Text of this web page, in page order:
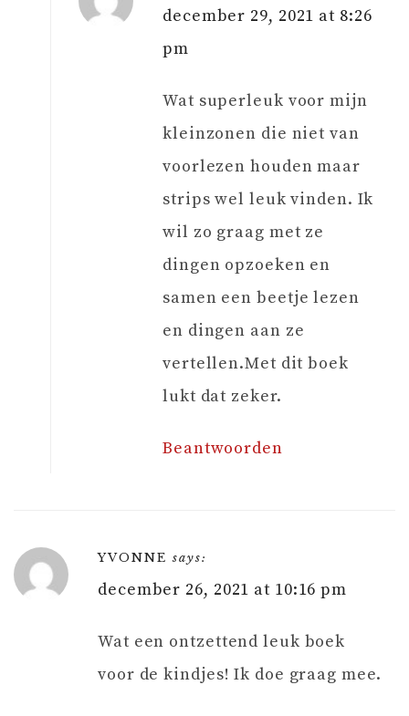
december 29, 2021 at 8:26
pm
Wat superleuk voor mijn
kleinzonen die niet van
voorlezen houden maar
strips wel leuk vinden. Ik
wil zo graag met ze
dingen opzoeken en
samen een beetje lezen
en dingen aan ze
vertellen.Met dit boek
lukt dat zeker.
Beantwoorden
YVONNE says:
december 26, 2021 at 10:16 pm
Wat een ontzettend leuk boek
voor de kindjes! Ik doe graag mee.